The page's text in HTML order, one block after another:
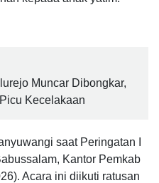
Muncar Dibongkar,
Kecelakaan
saat Peringatan I
Kantor Pemkab
Acara ini diikuti ratusan